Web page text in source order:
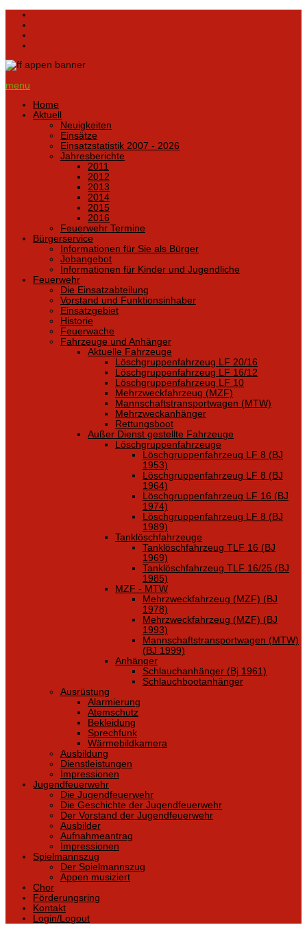
menu
Home
Aktuell
Neuigkeiten
Einsätze
Einsatzstatistik 2007 - 2026
Jahresberichte
2011
2012
2013
2014
2015
2016
Feuerwehr Termine
Bürgerservice
Informationen für Sie als Bürger
Jobangebot
Informationen für Kinder und Jugendliche
Feuerwehr
Die Einsatzabteilung
Vorstand und Funktionsinhaber
Einsatzgebiet
Historie
Feuerwache
Fahrzeuge und Anhänger
Aktuelle Fahrzeuge
Löschgruppenfahrzeug LF 20/16
Löschgruppenfahrzeug LF 16/12
Löschgruppenfahrzeug LF 10
Mehrzweckfahrzeug (MZF)
Mannschaftstransportwagen (MTW)
Mehrzweckanhänger
Rettungsboot
Außer Dienst gestellte Fahrzeuge
Löschgruppenfahrzeuge
Löschgruppenfahrzeug LF 8 (BJ
1953)
Löschgruppenfahrzeug LF 8 (BJ
1964)
Löschgruppenfahrzeug LF 16 (BJ
1974)
Löschgruppenfahrzeug LF 8 (BJ
1989)
Tanklöschfahrzeuge
Tanklöschfahrzeug TLF 16 (BJ
1969)
Tanklöschfahrzeug TLF 16/25 (BJ
1985)
MZF - MTW
Mehrzweckfahrzeug (MZF) (BJ
1978)
Mehrzweckfahrzeug (MZF) (BJ
1993)
Mannschaftstransportwagen (MTW)
(BJ 1999)
Anhänger
Schlauchanhänger (Bj 1961)
Schlauchbootanhänger
Ausrüstung
Alarmierung
Atemschutz
Bekleidung
Sprechfunk
Wärmebildkamera
Ausbildung
Dienstleistungen
Impressionen
Jugendfeuerwehr
Die Jugendfeuerwehr
Die Geschichte der Jugendfeuerwehr
Der Vorstand der Jugendfeuerwehr
Ausbilder
Aufnahmeantrag
Impressionen
Spielmannszug
Der Spielmannszug
Appen musiziert
Chor
Förderungsring
Kontakt
Login/Logout